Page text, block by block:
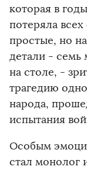
которая в
потеряла
простые, но
детали - семь
на столе, -
трагедию
народа,
испытания
Особым
стал монолог